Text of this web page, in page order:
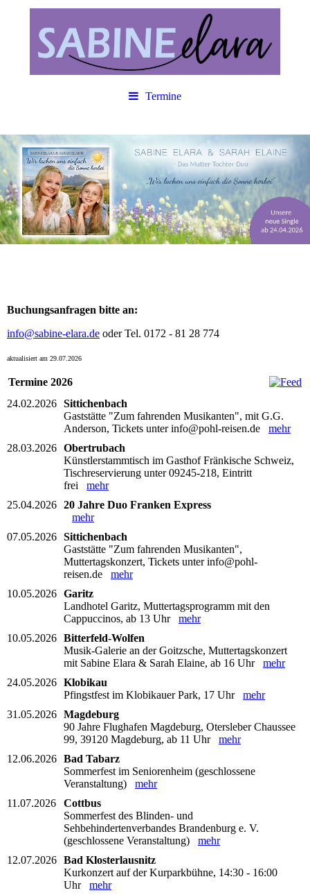
Termine
Buchungsanfragen bitte an:
info@sabine-elara.de oder Tel. 0172 - 81 28 774
aktualisiert am 29.07.2026
Termine 2026
24.02.2026 Sittichenbach
Gaststätte "Zum fahrenden Musikanten", mit G.G.
Anderson, Tickets unter info@pohl-reisen.de mehr
28.03.2026 Obertrubach
Künstlerstammtisch im Gasthof Fränkische Schweiz,
Tischreservierung unter 09245-218, Eintritt
frei mehr
25.04.2026 20 Jahre Duo Franken Express
mehr
07.05.2026 Sittichenbach
Gaststätte "Zum fahrenden Musikanten",
Muttertagskonzert, Tickets unter info@pohl-
reisen.de mehr
10.05.2026 Garitz
Landhotel Garitz, Muttertagsprogramm mit den
Cappuccinos, ab 13 Uhr mehr
10.05.2026 Bitterfeld-Wolfen
Musik-Galerie an der Goitzsche, Muttertagskonzert
mit Sabine Elara & Sarah Elaine, ab 16 Uhr mehr
24.05.2026 Klobikau
Pfingstfest im Klobikauer Park, 17 Uhr mehr
31.05.2026 Magdeburg
90 Jahre Flughafen Magdeburg, Otersleber Chaussee
99, 39120 Magdeburg, ab 11 Uhr mehr
12.06.2026 Bad Tabarz
Sommerfest im Seniorenheim (geschlossene
Veranstaltung) mehr
11.07.2026
Cottbus
Sommerfest des Blinden- und
Sehbehindertenverbandes Brandenburg e. V.
(geschlossene Veranstaltung) mehr
12.07.2026 Bad Klosterlausnitz
Kurkonzert auf der Kurparkbühne, 14:30 - 16:00
Uhr mehr